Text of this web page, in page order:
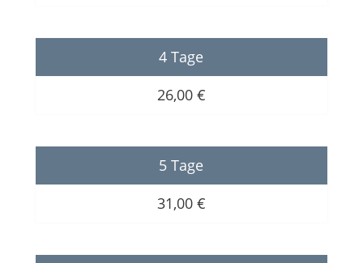
4 Tage
26,00 €
5 Tage
31,00 €